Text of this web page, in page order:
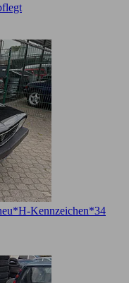
Kennzeichen*34